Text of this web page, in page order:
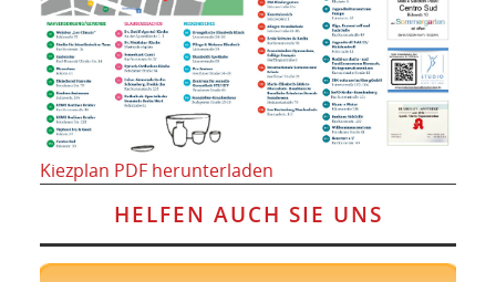
Kiezplan PDF herunterladen
HELFEN AUCH SIE UNS